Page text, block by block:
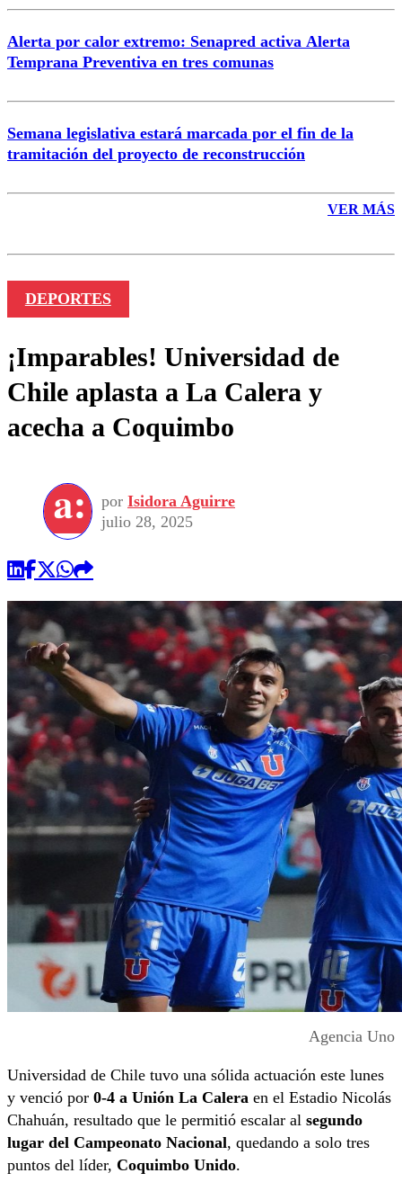
Alerta por calor extremo: Senapred activa Alerta
Temprana Preventiva en tres comunas
Semana legislativa estará marcada por el fin de la
tramitación del proyecto de reconstrucción
VER MÁS
DEPORTES
¡Imparables! Universidad de
Chile aplasta a La Calera y
acecha a Coquimbo
por Isidora Aguirre
julio 28, 2025
Agencia Uno
Universidad de Chile tuvo una sólida actuación este lunes
y venció por 0-4 a Unión La Calera en el Estadio Nicolás
Chahuán, resultado que le permitió escalar al segundo
lugar del Campeonato Nacional, quedando a solo tres
puntos del líder, Coquimbo Unido.